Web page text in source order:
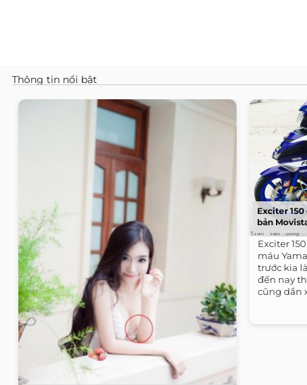
Thông tin nổi bật
Exciter
bản
Exciter
máu
trước kia
đến nay
cũng dần